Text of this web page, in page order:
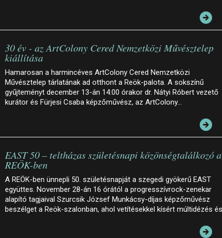
30 év - az ArtColony Cered Nemzetközi Művésztelep
kiállítása
Hamarosan a harmincéves ArtColony Cered Nemzetközi
Művésztelep tárlatának ad otthont a Reök-palota. A sokszínű
gyűjteményt december 13-án 14:00 órakor dr. Nátyi Róbert vezető
kurátor és Fürjesi Csaba képzőművész, az ArtColony…
EAST 50 – teltházas születésnapi közönségtalálkozó a
REÖK-ben
A REÖK-ben ünnepli 50. születésnapját a szegedi gyökerű EAST
együttes. November 28-án 16 órától a progresszívrock-zenekar
alapító tagjaival Szurcsik József Munkácsy-díjas képzőművész
beszélget a Reök-szalonban, ahol vetítésekkel kísért múltidézés